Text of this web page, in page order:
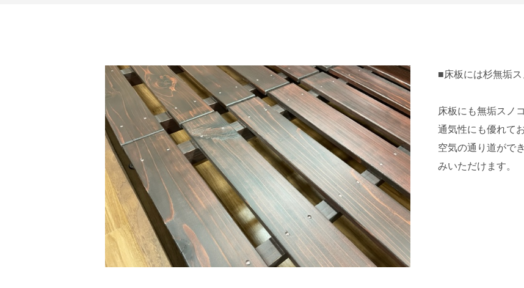
■床板には杉無垢ス
床板にも無垢スノ
通気性にも優れて
空気の通り道がで
みいただけます。